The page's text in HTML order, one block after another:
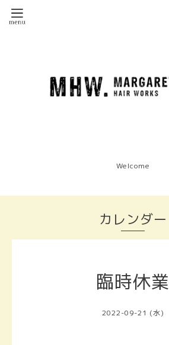
Welcome
カレンダー
臨時休業
2022-09-21 (水)